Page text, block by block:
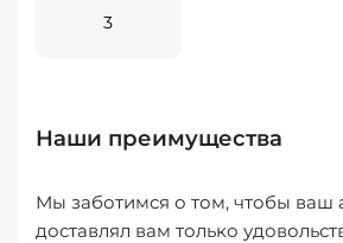
3
Наши преимущества
Мы заботимся о том, чтобы ваш
доставлял вам только